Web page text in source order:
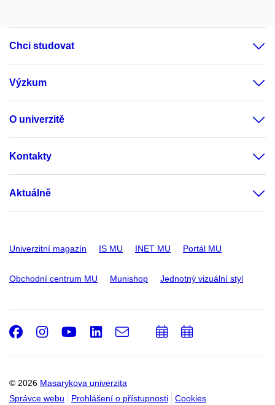
Chci studovat
Výzkum
O univerzitě
Kontakty
Aktuálně
Univerzitní magazín IS MU INET MU Portál MU
Obchodní centrum MU Munishop Jednotný vizuální styl
© 2026 Masarykova univerzita
Správce webu
Prohlášení o přístupnosti Cookies
Facebook
Instagram
Youtube
LinkedIn
e-
PřidatPřidat